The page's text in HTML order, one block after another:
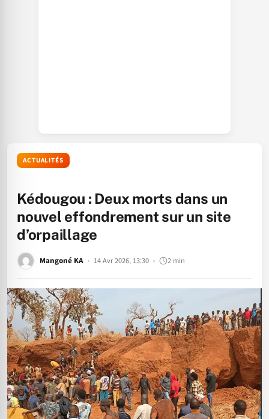
ACTUALITÉS
Kédougou : Deux morts dans un
nouvel effondrement sur un site
d’orpaillage
Mangoné KA 14 Avr 2026, 13:30 2 min